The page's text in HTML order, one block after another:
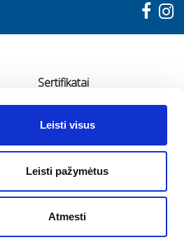
Leisti visus
Leisti pažymėtus
Atmesti
Sertifikatai